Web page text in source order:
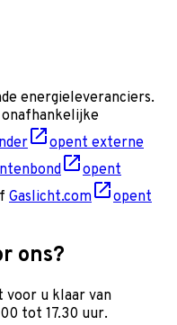
energieleveranciers.
onafhankelijke
opent externe
opent
Gaslicht.com
opent
ons?
voor u klaar van
tot 17.30 uur.